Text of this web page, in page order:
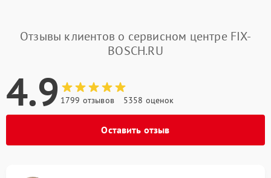
Отзывы клиентов о сервисном центре FIX-
BOSCH.RU
4.9 1799 отзывов 5358 оценок
Оставить отзыв